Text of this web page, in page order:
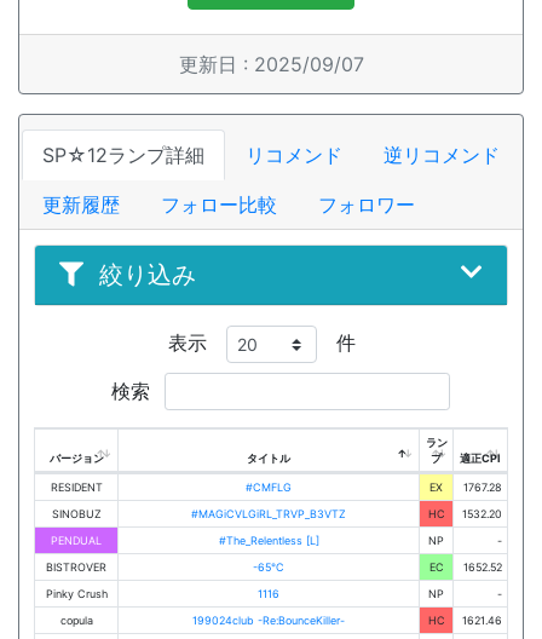
更新日 : 2025/09/07
SP☆12ランプ詳細 リコメンド 逆リコメンド
更新履歴 フォロー比較 フォロワー
絞り込み
表示 件
検索
バージョン タイトル
ラン
プ
適正CPI
RESIDENT #CMFLG EX
1767.28
SINOBUZ
#MAGiCVLGiRL_TRVP_B3VTZ HC
1532.20
PENDUAL
#The_Relentless [L] NP
-
BISTROVER
-65℃ EC
1652.52
Pinky Crush
1116 NP
-
copula
199024club -Re:BounceKiller- HC
1621.46